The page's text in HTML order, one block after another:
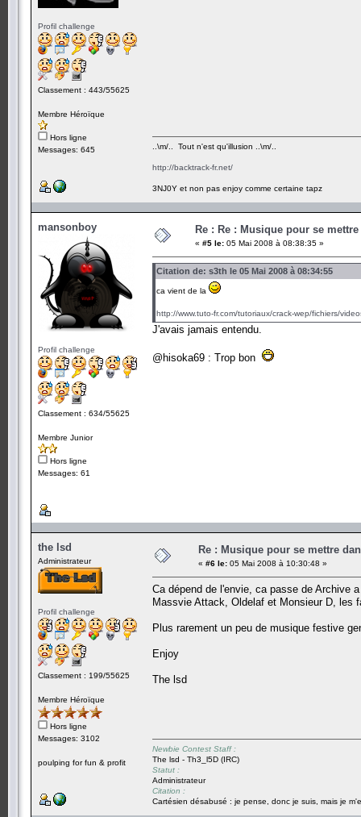
Profil challenge
Classement : 443/55625
Membre Héroïque
Hors ligne
Messages: 645
..\m/.. Tout n'est qu'illusion ..\m/..
http://backtrack-fr.net/
3NJ0Y et non pas enjoy comme certaine tapz
mansonboy
Profil challenge
Classement : 634/55625
Membre Junior
Hors ligne
Messages: 61
Re : Re : Musique pour se
« #5 le: 05 Mai 2008 à 08:38:35 »
Citation de: s3th le 05 Mai 2008 à 08:34:55
ca vient de la
http://www.tuto-fr.com/tutoriaux/crack-wep/fichiers/
J'avais jamais entendu.
@hisoka69 : Trop bon
the lsd
Administrateur
Profil challenge
Classement : 199/55625
Membre Héroïque
Hors ligne
Messages: 3102
poulping for fun & profit
Re : Musique pour se mettre
« #6 le: 05 Mai 2008 à 10:30:48 »
Ca dépend de l'envie, ca passe de Archive
Massvie Attack, Oldelaf et Monsieur D, les
Plus rarement un peu de musique festive
Enjoy
The lsd
Newbie Contest Staff :
The lsd - Th3_l5D (IRC)
Statut :
Administrateur
Citation :
Cartésien désabusé : je pense, donc je suis, mais je